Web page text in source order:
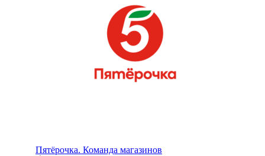
Пятёрочка. Команда магазинов